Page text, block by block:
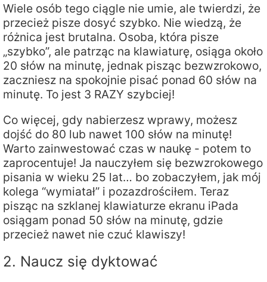
Wiele osób tego ciągle nie umie, ale twierdzi, że
przecież pisze dosyć szybko. Nie wiedzą, że
różnica jest brutalna. Osoba, która pisze
„szybko”, ale patrząc na klawiaturę, osiąga około
20 słów na minutę, jednak pisząc bezwzrokowo,
zaczniesz na spokojnie pisać ponad 60 słów na
minutę. To jest 3 RAZY szybciej!
Co więcej, gdy nabierzesz wprawy, możesz
dojść do 80 lub nawet 100 słów na minutę!
Warto zainwestować czas w naukę - potem to
zaprocentuje! Ja nauczyłem się bezwzrokowego
pisania w wieku 25 lat… bo zobaczyłem, jak mój
kolega “wymiatał” i pozazdrościłem. Teraz
pisząc na szklanej klawiaturze ekranu iPada
osiągam ponad 50 słów na minutę, gdzie
przecież nawet nie czuć klawiszy!
2. Naucz się dyktować